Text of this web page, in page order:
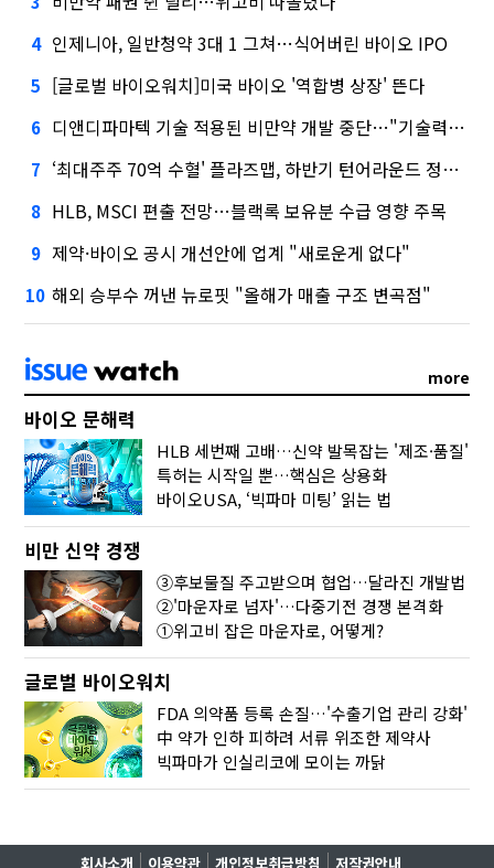
4 인제니아, 일반청약 3대 1 그쳐…식어버린 바이오 IPO
5 [글로벌 바이오워치]미국 바이오 '역합병 상장' 뜬다
6 디앤디파마텍 기술 적용된 비만약 개발 중단…"기술력 문제 아냐"
7 ‘최대주주 70억 수혈' 플라즈맵, 하반기 턴어라운드 정조준
8 HLB, MSCI 편출 전망…블랙록 보유분 수급 영향 주목
9 제약·바이오 공시 개선안에 업계 "새로운게 없다"
10 해외 승부수 꺼낸 뉴로핏 "올해가 매출 구조 변곡점"
more
바이오 문해력
HLB 세번째 고배…신약 발목잡는 '제조·품질'
특허는 시작일 뿐…핵심은 상용화
바이오USA, ‘빅파마 미팅’ 읽는 법
비만 신약 경쟁
③후보물질 주고받으며 협업…달라진 개발법
②'마운자로 넘자'…다중기전 경쟁 본격화
①위고비 잡은 마운자로, 어떻게?
글로벌 바이오워치
FDA 의약품 등록 손질…'수출기업 관리 강화'
中 약가 인하 피하려 서류 위조한 제약사
빅파마가 인실리코에 모이는 까닭
회사소개 이용약관 개인정보취급방침 저작권안내